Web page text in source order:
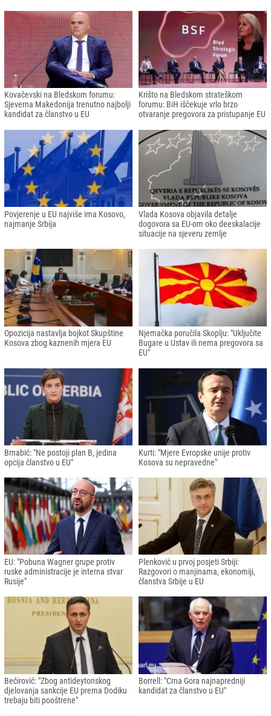
Kovačevski na Bledskom forumu:
Sjeverna Makedonija trenutno najbolji
kandidat za članstvo u EU
Krišto na Bledskom strateškom
forumu: BiH iščekuje vrlo brzo
otvaranje pregovora za pristupanje EU
Povjerenje u EU najviše ima Kosovo,
najmanje Srbija
Vlada Kosova objavila detalje
dogovora sa EU-om oko deeskalacije
situacije na sjeveru zemlje
Opozicija nastavlja bojkot Skupštine
Kosova zbog kaznenih mjera EU
Njemačka poručila Skoplju: "Uključite
Bugare u Ustav ili nema pregovora sa
EU"
Brnabić: "Ne postoji plan B, jedina
opcija članstvo u EU"
Kurti: "Mjere Evropske unije protiv
Kosova su nepravedne"
EU: "Pobuna Wagner grupe protiv
ruske administracije je interna stvar
Rusije"
Plenković u prvoj posjeti Srbiji:
Razgovori o manjinama, ekonomiji,
članstva Srbije u EU
Bećirović: "Zbog antideytonskog
djelovanja sankcije EU prema Dodiku
trebaju biti pooštrene"
Borrell: "Crna Gora najnapredniji
kandidat za članstvo u EU"